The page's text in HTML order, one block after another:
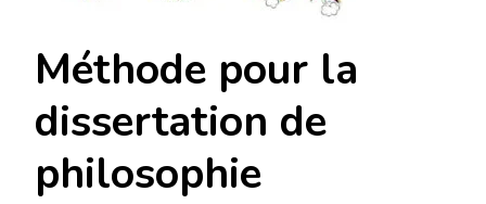
Méthode pour la
dissertation de
philosophie